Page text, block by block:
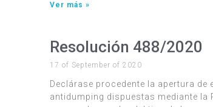
Ver más »
Resolución 488/2020
17 of September of 2020
Declárase procedente la apertura
antidumping dispuestas mediante